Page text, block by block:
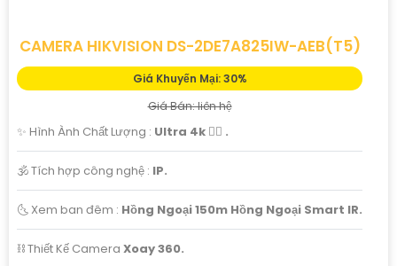
CAMERA HIKVISION DS-2DE7A825IW-AEB(T5)
Giá Khuyến Mại: 30%
Giá Bán: liên hệ
✨ Hình Ành Chất Lượng : Ultra 4k 👍🏾 .
🕉️ Tích hợp công nghệ : IP.
🌜 Xem ban đêm : Hồng Ngoại 150m Hồng Ngoại Smart IR.
⛓ Thiết Kế Camera Xoay 360.